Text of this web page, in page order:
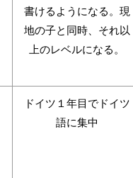
書けるようになる。現
地の子と同時、それ以
上のレベルになる。
ドイツ１年目でドイツ
語に集中